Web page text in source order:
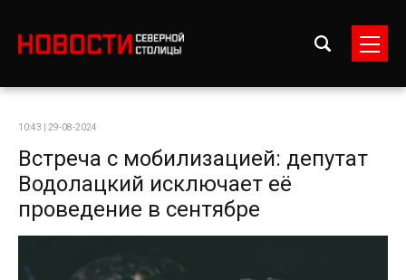
10:43 | 29-08-2024
Встреча с мобилизацией: депутат
Водолацкий исключает её
проведение в сентябре